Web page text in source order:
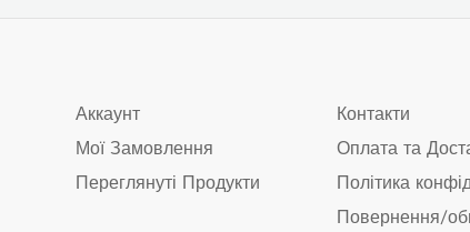
Аккаунт
Мої Замовлення
Переглянуті Продукти
Контакти
Оплата та
Політика
Повернення/